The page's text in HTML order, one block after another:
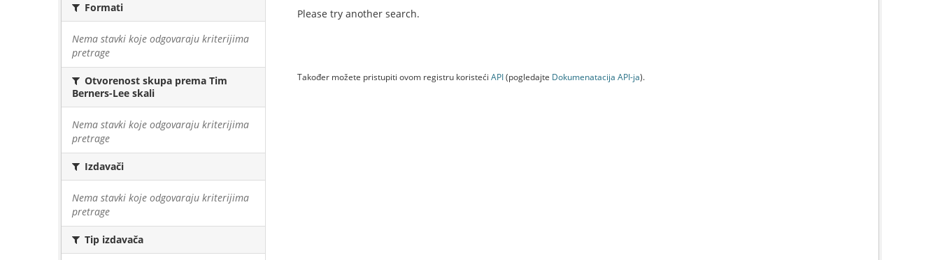
Formati
Nema stavki koje odgovaraju kriterijima
pretrage
Otvorenost skupa prema Tim
Berners-Lee skali
Nema stavki koje odgovaraju kriterijima
pretrage
Izdavači
Nema stavki koje odgovaraju kriterijima
pretrage
Tip izdavača
Please try another search.
Također možete pristupiti ovom registru koristeći API(pogledajte Dokumenаtаcijа API-jа).